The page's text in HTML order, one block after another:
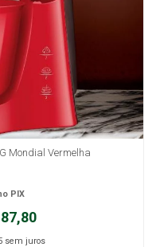
Mondial Vermelha
sem juros
PIX